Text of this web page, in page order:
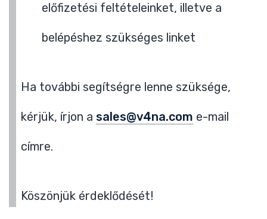
előfizetési feltételeinket, illetve a
belépéshez szükséges linket
Ha további segítségre lenne szüksége,
kérjük, írjon a sales@v4na.com e-mail
címre.
Köszönjük érdeklődését!